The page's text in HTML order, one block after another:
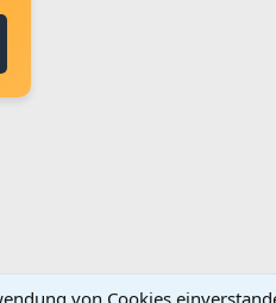
von Cookies